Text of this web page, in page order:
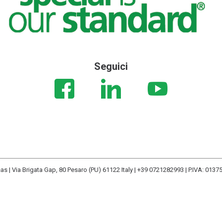
Seguici
| Via Brigata Gap, 80 Pesaro (PU) 61122 Italy | +39 0721282993 | P.IVA:
Informativa